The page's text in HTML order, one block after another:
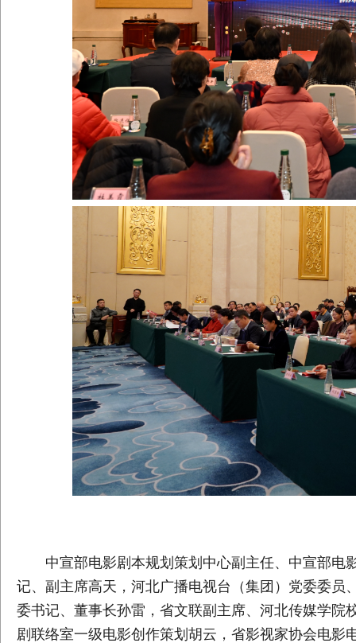
中宣部电影剧本规划策划中心副主任、中宣部
记、副主席高天，河北广播电视台（集团）党委委
委书记、董事长孙雷，省文联副主席、河北传媒学
剧联络室一级电影创作策划胡云，省影视家协会电